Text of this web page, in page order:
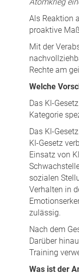
Atomkrieg
Als Reaktion
proaktive
Mit der
Rechte am
Welche
Das KI-
Kategorie
Das KI-
KI-Gesetz
Einsatz von
sozialen
Verhalten in
zulässig.
Nach dem
Darüber
Training
Was ist der